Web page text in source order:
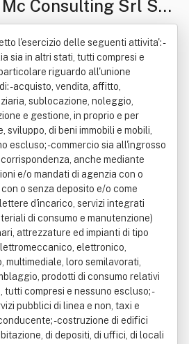
Consulting Srl Se
l'esercizio delle seguenti attivita': -
sia in altri stati, tutti compresi e
riguardo all'unione
- acquisto, vendita, affitto,
sublocazione, noleggio,
e gestione, in proprio e per
sviluppo, di beni immobili e mobili,
escluso; - commercio sia all'ingrosso
anche mediante
e/o mandati di agenzia con o
o senza deposito e/o come
d'incarico, servizi integrati
di consumo e manutenzione)
attrezzature ed impianti di tipo
elettronico,
loro semilavorati,
prodotti di consumo relativi
compresi e nessuno escluso; -
pubblici di linea e non, taxi e
- costruzione di edifici
di depositi, di uffici, di locali